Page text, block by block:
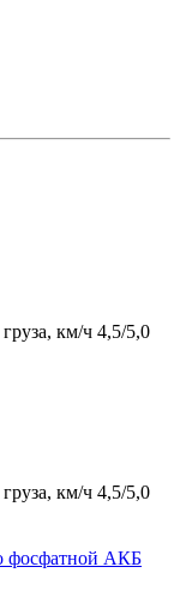
км/ч 4,5/5,0
км/ч 4,5/5,0
фосфатной АКБ